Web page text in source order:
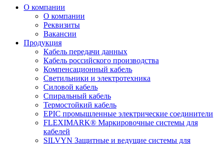
О компании
О компании
Реквизиты
Вакансии
Продукция
Кабель передачи данных
Кабель российского производства
Компенсационный кабель
Светильники и электротехника
Силовой кабель
Спиральный кабель
Термостойкий кабель
EPIC промышленные электрические соединители
FLEXIMARK® Маркировочные системы для
кабелей
SILVYN Защитные и ведущие системы для